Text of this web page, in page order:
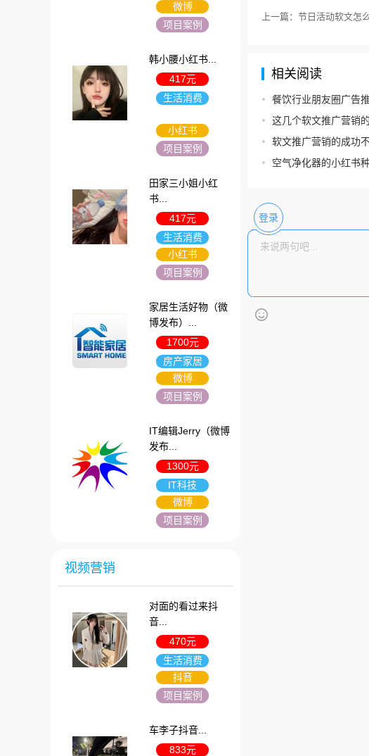
上一篇：节日活动软文怎
相关阅读
餐饮行业朋友圈广告
这几个软文推广营销
软文推广营销的成功
空气净化器的小红书
登录
微博
项目案例
韩小腰小红书...
417元
生活消费
小红书
项目案例
田家三小姐小红
书...
417元
生活消费
小红书
项目案例
家居生活好物（微
博发布）...
1700元
房产家居
微博
项目案例
IT编辑Jerry（微博
发布...
1300元
IT科技
微博
项目案例
视频营销
对面的看过来抖
音...
470元
生活消费
抖音
项目案例
车李子抖音...
833元